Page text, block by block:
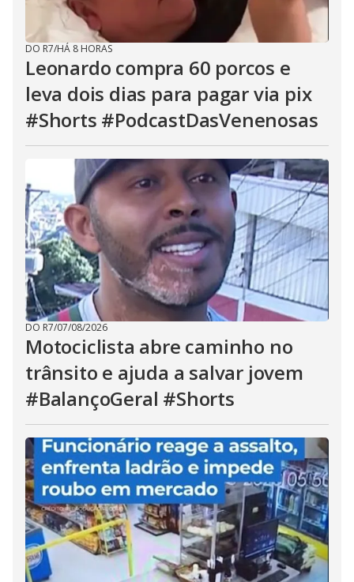
DO R7/HÁ 8 HORAS
Leonardo compra 60 porcos e
leva dois dias para pagar via pix
#Shorts #PodcastDasVenenosas
DO R7/07/08/2026
Motociclista abre caminho no
trânsito e ajuda a salvar jovem
#BalançoGeral #Shorts